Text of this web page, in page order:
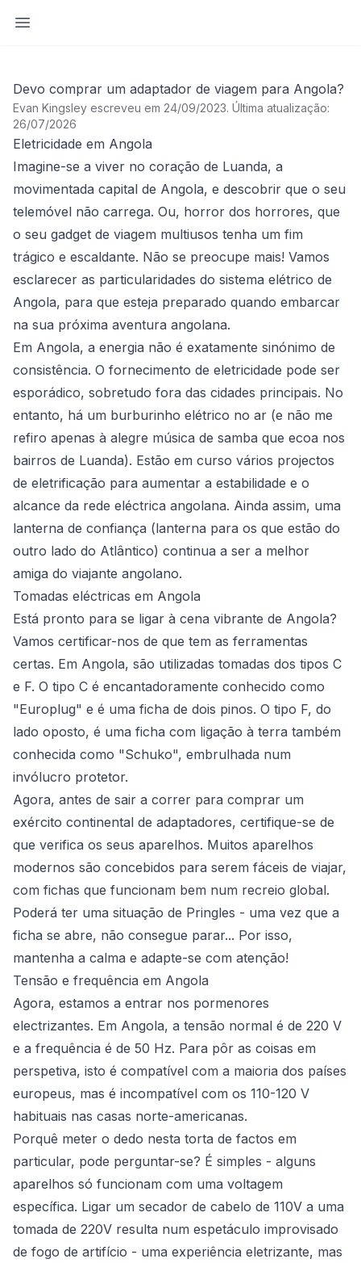
Abrir barra lateral
Devo comprar um adaptador de viagem para Angola?
Evan Kingsley escreveu em 24/09/2023. Última atualização:
26/07/2026
Eletricidade em Angola
Imagine-se a viver no coração de Luanda, a
movimentada capital de Angola, e descobrir que o seu
telemóvel não carrega. Ou, horror dos horrores, que
o seu gadget de viagem multiusos tenha um fim
trágico e escaldante. Não se preocupe mais! Vamos
esclarecer as particularidades do sistema elétrico de
Angola, para que esteja preparado quando embarcar
na sua próxima aventura angolana.
Em Angola, a energia não é exatamente sinónimo de
consistência. O fornecimento de eletricidade pode ser
esporádico, sobretudo fora das cidades principais. No
entanto, há um burburinho elétrico no ar (e não me
refiro apenas à alegre música de samba que ecoa nos
bairros de Luanda). Estão em curso vários projectos
de eletrificação para aumentar a estabilidade e o
alcance da rede eléctrica angolana. Ainda assim, uma
lanterna de confiança (lanterna para os que estão do
outro lado do Atlântico) continua a ser a melhor
amiga do viajante angolano.
Tomadas eléctricas em Angola
Está pronto para se ligar à cena vibrante de Angola?
Vamos certificar-nos de que tem as ferramentas
certas. Em Angola, são utilizadas tomadas dos tipos C
e F. O tipo C é encantadoramente conhecido como
"Europlug" e é uma ficha de dois pinos. O tipo F, do
lado oposto, é uma ficha com ligação à terra também
conhecida como "Schuko", embrulhada num
invólucro protetor.
Agora, antes de sair a correr para comprar um
exército continental de adaptadores, certifique-se de
que verifica os seus aparelhos. Muitos aparelhos
modernos são concebidos para serem fáceis de viajar,
com fichas que funcionam bem num recreio global.
Poderá ter uma situação de Pringles - uma vez que a
ficha se abre, não consegue parar... Por isso,
mantenha a calma e adapte-se com atenção!
Tensão e frequência em Angola
Agora, estamos a entrar nos pormenores
electrizantes. Em Angola, a tensão normal é de 220 V
e a frequência é de 50 Hz. Para pôr as coisas em
perspetiva, isto é compatível com a maioria dos países
europeus, mas é incompatível com os 110-120 V
habituais nas casas norte-americanas.
Porquê meter o dedo nesta torta de factos em
particular, pode perguntar-se? É simples - alguns
aparelhos só funcionam com uma voltagem
específica. Ligar um secador de cabelo de 110V a uma
tomada de 220V resulta num espetáculo improvisado
de fogo de artifício - uma experiência eletrizante, mas